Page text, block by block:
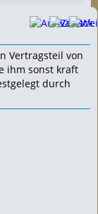
Vertragsteil von
ihm sonst kraft
durch